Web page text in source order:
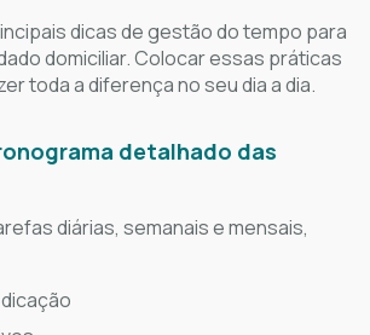
dicas de gestão do tempo para
domiciliar. Colocar essas práticas
toda a diferença no seu dia a dia.
detalhado das
diárias, semanais e mensais,